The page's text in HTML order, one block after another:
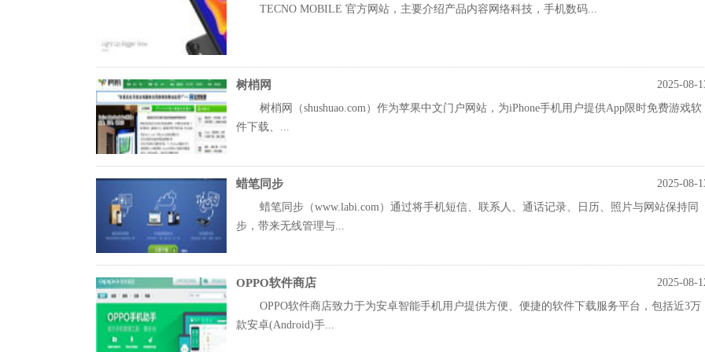
TECNO MOBILE 官方网站，主要介绍产品内容网络科技，手机数码...
树梢网
2025-08-
树梢网（shushuao.com）作为苹果中文门户网站，为iPhone手机用户提供App限时免费游戏软
件下载、...
蜡笔同步
2025-08-
蜡笔同步（www.labi.com）通过将手机短信、联系人、通话记录、日历、照片与网站保持同
步，带来无线管理与...
OPPO软件商店
2025-08-
OPPO软件商店致力于为安卓智能手机用户提供方便、便捷的软件下载服务平台，包括近3万
款安卓(Android)手...